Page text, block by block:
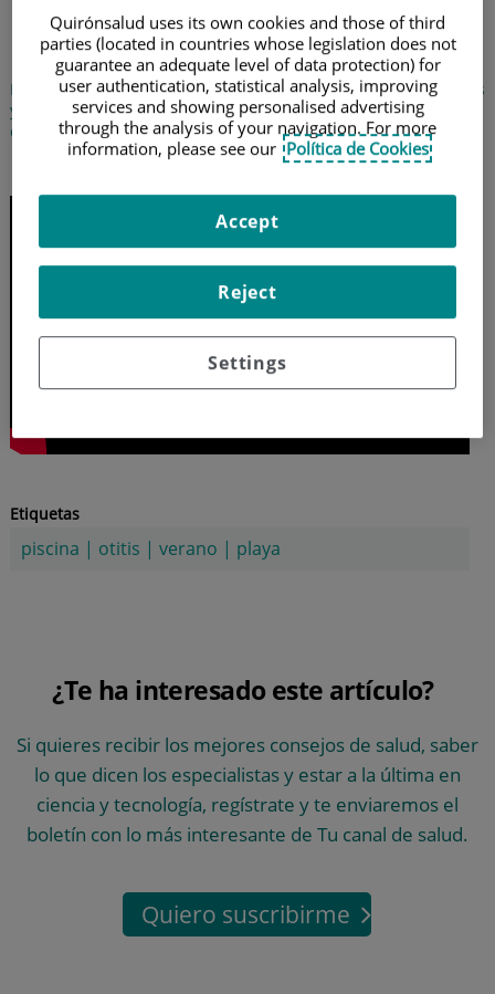
la otitis en niños
La pediatra Laura Parra nos ayuda a identificar la otitis en niños
y nos indica las pautas para prevenir esta enfermedad típica
del verano
2 de agosto de 2021
Etiquetas
piscina | otitis | verano | playa
¿Te ha interesado este artículo?
Si quieres recibir los mejores consejos de salud, saber
lo que dicen los especialistas y estar a la última en
ciencia y tecnología, regístrate y te enviaremos el
boletín con lo más interesante de Tu canal de salud.
Quiero suscribirme
Quirónsalud uses its own cookies and those of third
parties (located in countries whose legislation does not
guarantee an adequate level of data protection) for
user authentication, statistical analysis, improving
services and showing personalised advertising
through the analysis of your navigation. For more
information, please see our Política de Cookies
Settings
Reject
Accept